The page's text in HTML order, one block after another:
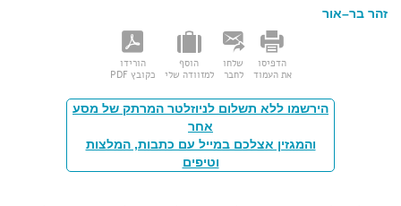
זהר בר–אור
הדפיסו
את העמוד
שלחו
לחבר
הוסף
למזוודה שלי
הורידו
כקובץ PDF
הירשמו ללא תשלום לניוזלטר המרתק של מסע
אחר
והמגזין אצלכם במייל עם כתבות, המלצות
וטיפים